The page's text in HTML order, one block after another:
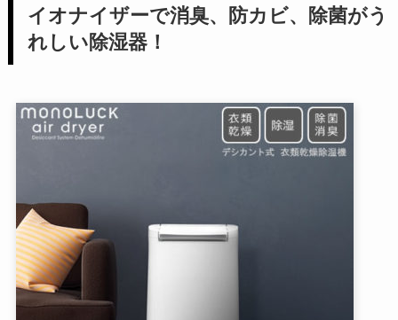
イオナイザーで消臭、防カビ、除菌がう
れしい除湿器！